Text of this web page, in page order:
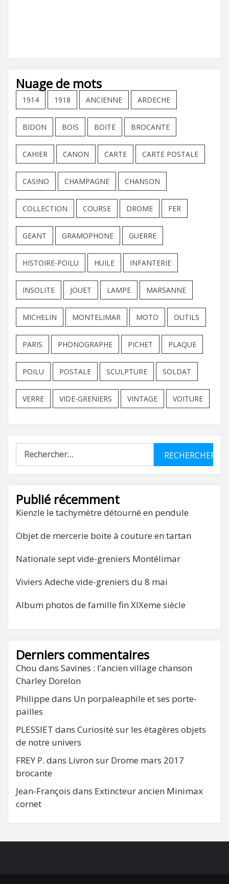
Nuage de mots
1914 1918 ANCIENNE ARDECHE
BIDON BOIS BOITE BROCANTE
CAHIER CANON CARTE CARTE POSTALE
CASINO CHAMPAGNE CHANSON
COLLECTION COURSE DROME FER
GEANT GRAMOPHONE GUERRE
HISTOIRE-POILU HUILE INFANTERIE
INSOLITE JOUET LAMPE MARSANNE
MICHELIN MONTELIMAR MOTO OUTILS
PARIS PHONOGRAPHE PICHET PLAQUE
POILU POSTALE SCULPTURE SOLDAT
VERRE VIDE-GRENIERS VINTAGE VOITURE
Rechercher :
Publié récemment
Kienzle le tachymètre détourné en pendule
Objet de mercerie boite à couture en tartan
Nationale sept vide-greniers Montélimar
Viviers Adeche vide-greniers du 8 mai
Album photos de famille fin XIXeme siècle
Derniers commentaires
Chou dans Savines : l’ancien village chanson
Charley Dorelon
Philippe dans Un porpaleaphile et ses porte-
pailles
PLESSIET dans Curiosité sur les étagères objets
de notre univers
FREY P. dans Livron sur Drome mars 2017
brocante
Jean-François dans Extincteur ancien Minimax
cornet